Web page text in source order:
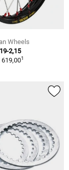
Wheels
19-2,15
619,001